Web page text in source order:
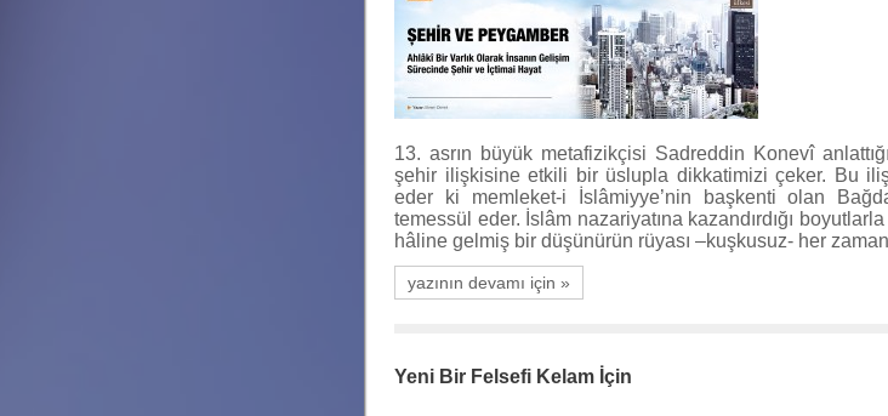
13. asrın büyük metafizikçisi Sadreddin Konevî
şehir ilişkisine etkili bir üslupla dikkatimizi çeker. Bu
eder ki memleket-i İslâmiyye’nin başkenti olan
temessül eder. İslâm nazariyatına kazandırdığı
hâline gelmiş bir düşünürün rüyası –kuşkusuz- her
yazının devamı için »
Yeni Bir Felsefi Kelam İçin